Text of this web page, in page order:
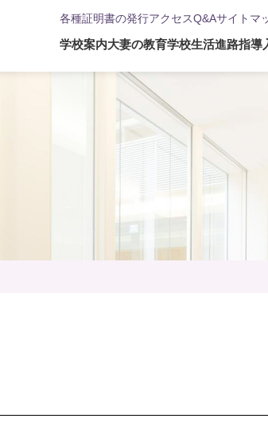
各種証明書の発行アクセスQ&Aサイトマ
学校案内大妻の教育学校生活進路指導